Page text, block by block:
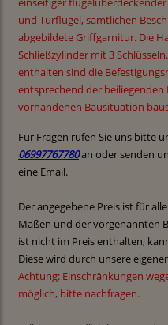
und Türflügel, sämtlichen
abgebildete Griffgarnitur. Die
Schließzylinder mit 3
enthalten sind die
entsprechend der
vorhandenen Bausituation
Für Fragen rufen Sie uns bitte
06997767780an oder senden
eine Email.
Der angegebene Preis ist für
Maßen und der vorgenannten
ist nicht im Preis enthalten,
Diese wird durch unsere
Achtung: Einschränkungen
möglich, bitte nachfragen.